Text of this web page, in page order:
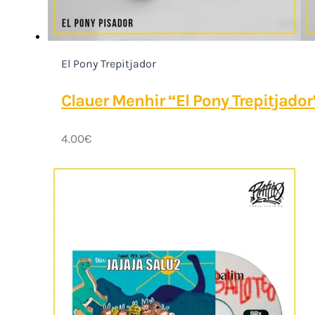
El Pony Trepitjador
Clauer Menhir “El Pony
4.00€